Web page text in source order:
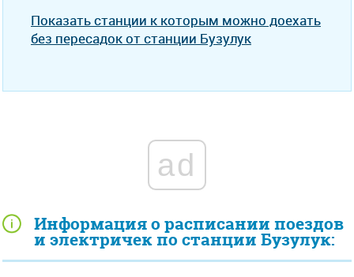
Информация о расписании поездов
и электричек по станции Бузулук:
Показать станции к которым можно доехать
без пересадок от станции Бузулук
ad